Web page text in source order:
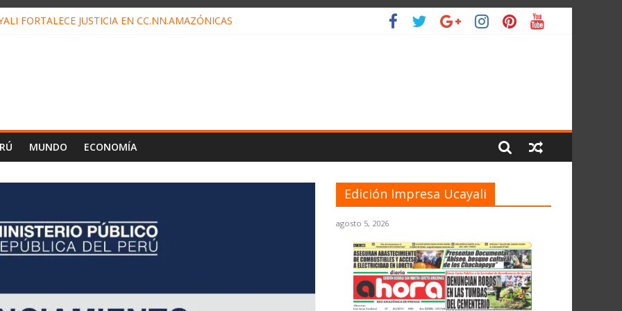
FORTALECE JUSTICIA EN CC.NN.AMAZÓNICAS
MUNDO ECONOMÍA
Edición Impresa Ucayali
agosto 5, 2026